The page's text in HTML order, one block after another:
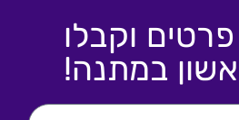
וקבלו
במתנה!